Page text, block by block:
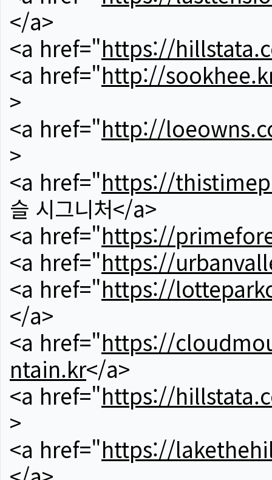
</a>
<a href="https://
<a href="http://
>
<a href="http://
>
<a href="https://
슬 시그니처</a>
<a href="https://
<a href="https://
<a href="https://
</a>
<a href="https://
ntain.kr</a>
<a href="https://
>
<a href="https://